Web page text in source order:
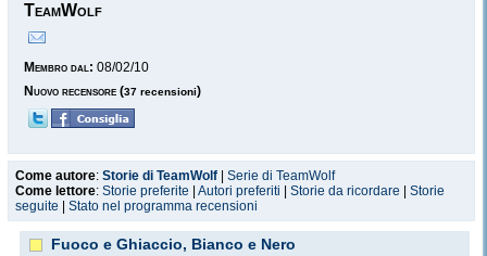
TeamWolf
Membro dal: 08/02/10
Nuovo recensore (37 recensioni)
Come autore: Storie di TeamWolf
Serie di TeamWolf
Come lettore: Storie preferite Autori preferiti Storie da ricordare
Storie
seguite
Stato nel programma recensioni
Fuoco e Ghiaccio, Bianco e Nero